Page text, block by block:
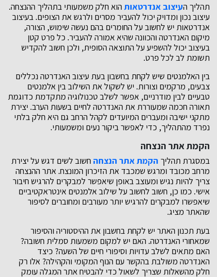
תהליך העיצוב אנדרטאותהוא חלק משמעותי בתהליך ההנצחה.
עיצוב נכון ומדויק יכול להעביר מסרים ולרגש את הצופים. בעיצוב
אנדרטאות יש לחשוב על החומרים בהם נעשה שימוש, הצורה,
מיקום האנדרטה והכוונה שהיא אמורה להעביר. כל פרט קטן
בעיצוב יכול להשפיע על התוצאה הסופית, ולכן חשוב להקדיש
תשומת לב לכל פרט.
בין האלמנטים שיש לקחת בחשבון בעת עיצוב האנדרטה נכללים
צבעים, מרקמים וצורות. יש לשקול את השילוב בין אלמנטים
טבעיים לבין מודרניים, אפשר לשלב טכנולוגיה מתקדמת כדוגמת
תאורה חכמה שמעוררת את האנדרטה לחיים בשעות הערב. יצירת
מתקני ישיבה ומעברים המיועדים לקהל הרחב גם היא חלק בלתי
נפרד מהתהליך, כדי לאפשר ביקור נעים ומשמעותי.
הקמת אתר הנצחה
במסגרת תהליך הקמת אתר הנצחה חשוב לשים דגש על יצירת
מרחב מכובד ומרגש שמכבד את הזיכרון המונצח. אתר ההנצחה
צריך להיות נגיש ומעוצב באופן שיאפשר למבקרים להרגיש חיבור
אישי. כמו כן, חשוב לחשוב על שילוב אלמנטים אינטראקטיביים
שיאפשרו למבקרים להרגיש יותר מעורבים ומחוברים לסיפור
שהאתר מציג.
בעת תכנון האתר יש לקחת בחשבון את ההיסטוריה והסיפור
שמאחורי האנדרטה. האם יש למקום משמעות סמלית חשובה?
האם מתאים לשלב עדויות וסיפורי חיים של השעה? כיצד
האנדרטה משולבת בהקשר עם הנוף המקומי והקהילה? אלו רק
חלק מהשאלות שצריך לשאול כדי להבטיח אתר המגלה עומק